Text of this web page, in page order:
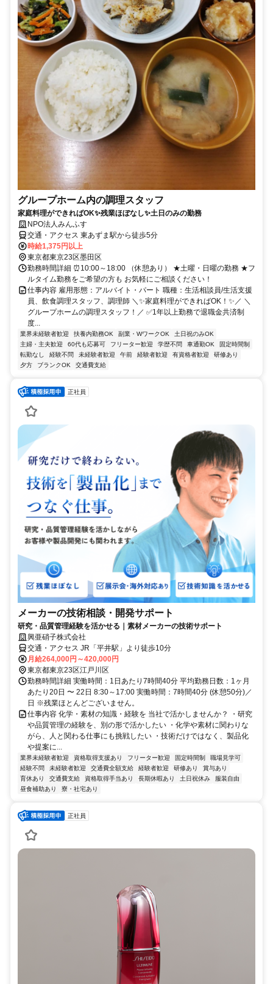
グループホーム内の調理スタッフ
家庭料理ができればOK✨残業ほぼなし✨土日のみの勤務
NPO法人みんふす
交通・アクセス 東あずま駅から徒歩5分
時給1,375円以上
東京都東京23区墨田区
勤務時間詳細 ⏰10:00～18:00 （休憩あり） ★土曜・日曜の勤務 ★フ
ルタイム勤務をご希望の方も お気軽にご相談ください！
仕事内容 雇用形態：アルバイト・パート 職種：生活相談員/生活支援
員、飲食調理スタッフ、調理師 ＼✨家庭料理ができればOK！✨／ ＼
グループホームの調理スタッフ！／ ✅1年以上勤務で退職金共済制
度...
業界未経験者歓迎 扶養内勤務OK 副業・WワークOK
土日祝のみOK
主婦・主夫歓迎
60代も応募可 フリーター歓迎 学歴不問 車通勤OK
固定時間制
転勤なし
経験不問 未経験者歓迎 午前 経験者歓迎 有資格者歓迎
研修あり
夕方
ブランクOK 交通費支給
正社員
メーカーの技術相談・開発サポート
研究・品質管理経験を活かせる｜素材メーカーの技術サポート
興亜硝子株式会社
交通・アクセス JR「平井駅」より徒歩10分
月給264,000円～420,000円
東京都東京23区江戸川区
勤務時間詳細 実働時間：1日あたり7時間40分 平均勤務日数：1ヶ月
あたり20日 〜 22日 8:30～17:00 実働時間：7時間40分 (休憩50分)／
日 ※残業ほとんどございません。
仕事内容 化学・素材の知識・経験を 当社で活かしませんか？ ・研究
や品質管理の経験を、別の形で活かしたい ・化学や素材に関わりな
がら、人と関わる仕事にも挑戦したい ・技術だけではなく、製品化
や提案に...
業界未経験者歓迎 資格取得支援あり フリーター歓迎 固定時間制
職場見学可
経験不問
未経験者歓迎 交通費全額支給 経験者歓迎 研修あり
賞与あり
育休あり
交通費支給 資格取得手当あり 長期休暇あり 土日祝休み
服装自由
昼食補助あり
寮・社宅あり
正社員